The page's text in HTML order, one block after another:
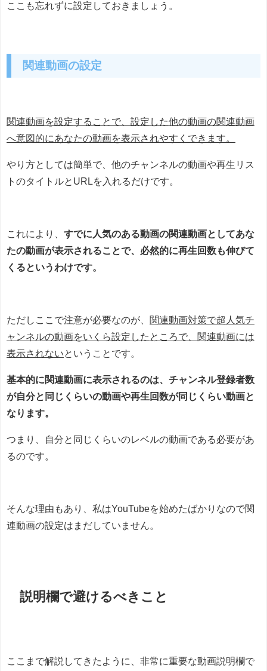
ここも忘れずに設定しておきましょう。
関連動画の設定
関連動画を設定することで、設定した他の動画の関連動画
へ意図的にあなたの動画を表示されやすくできます。
やり方としては簡単で、他のチャンネルの動画や再生リス
トのタイトルとURLを入れるだけです。
これにより、 すでに人気のある動画の関連動画としてあな
たの動画が表示されることで、必然的に再生回数も伸びて
くるというわけです。
ただしここで注意が必要なのが、 関連動画対策で超人気チ
ャンネルの動画をいくら設定したところで、関連動画には
表示されない ということです。
基本的に関連動画に表示されるのは、チャンネル登録者数
が自分と同じくらいの動画や再生回数が同じくらい動画と
なります。
つまり、自分と同じくらいのレベルの動画である必要があ
るのです。
そんな理由もあり、私はYouTubeを始めたばかりなので関
連動画の設定はまだしていません。
説明欄で避けるべきこと
ここまで解説してきたように、非常に重要な動画説明欄で